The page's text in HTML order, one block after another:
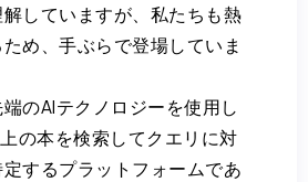
していますが、私たちも熱
め、手ぶらで登場していま
のAIテクノロジーを使用し
の本を検索してクエリに対
するプラットフォームであ